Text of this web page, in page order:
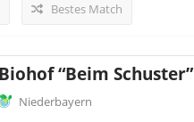
Bestes Match
Biohof “Beim Schuster”
Niederbayern